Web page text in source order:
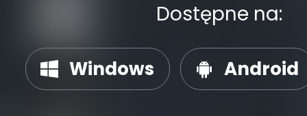
Dostępne na:
Windows Android